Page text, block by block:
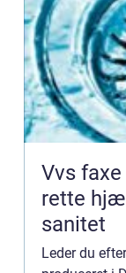
Vvs faxe sådan finder du den
rette
sanitet
Leder du